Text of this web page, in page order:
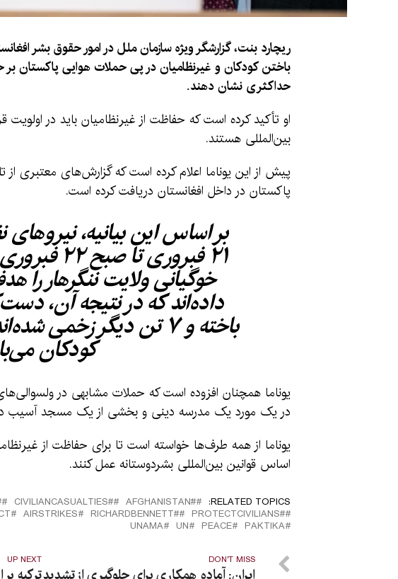
ریچارد بنت، گزارشگر ویژه سازمان ملل در امور حقوق بشر
باختن کودکان و غیرنظامیان در پی حملات هوایی پاکستان
حداکثری نشان دهند.
او تأکید کرده است که حفاظت از غیرنظامیان باید در
بین‌المللی هستند.
پیش از این یوناما اعلام کرده است که گزارش‌های معتبری
پاکستان در داخل افغانستان دریافت کرده است.
بر اساس این بیانیه،
۲۱ فبروری
خوگیانی ولایت ننگرهار را
باخته و ۷ تن دیگر زخمی
کودکان
یوناما همچنان افزوده است که حملات مشابهی در
در یک مورد یک مدرسه دینی و بخشی از یک مسجد آسیب
یوناما از همه طرف‌ها خواسته است تا برای حفاظت از
اساس قوانین بین‌المللی بشردوستانه عمل کنند.
RELATED TOPICS: #َAFGHANISTAN #CIVILIANCASUALTIES
#PROTECTCIVILIANS
#RICHARDBENNETT
AIRSTRIKES
PAKTIKA
PEACE
UN
UNAMA
UP NEXT DON'T MISS